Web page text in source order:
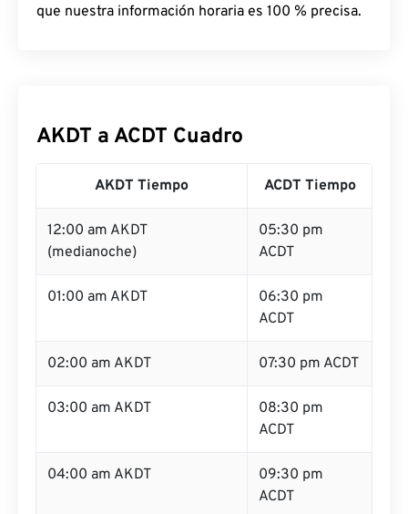
que nuestra información horaria es 100 % precisa.
AKDT a ACDT Cuadro
AKDT Tiempo ACDT Tiempo
12:00 am AKDT
(medianoche)
05:30 pm
ACDT
01:00 am AKDT
06:30 pm
ACDT
02:00 am AKDT 07:30 pm ACDT
03:00 am AKDT
08:30 pm
ACDT
04:00 am AKDT
09:30 pm
ACDT